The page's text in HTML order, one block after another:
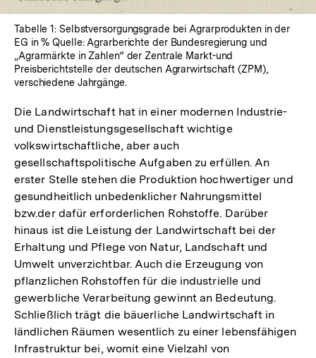
Tabelle 1: Selbstversorgungsgrade bei Agrarprodukten in der
EG in % Quelle: Agrarberichte der Bundesregierung und
„Agrarmärkte in Zahlen“ der Zentrale Markt-und
Preisberichtstelle der deutschen Agrarwirtschaft (ZPM),
verschiedene Jahrgänge.
Die Landwirtschaft hat in einer modernen Industrie-
und Dienstleistungsgesellschaft wichtige
volkswirtschaftliche, aber auch
gesellschaftspolitische Aufgaben zu erfüllen. An
erster Stelle stehen die Produktion hochwertiger und
gesundheitlich unbedenklicher Nahrungsmittel
bzw.der dafür erforderlichen Rohstoffe. Darüber
hinaus ist die Leistung der Landwirtschaft bei der
Erhaltung und Pflege von Natur, Landschaft und
Umwelt unverzichtbar. Auch die Erzeugung von
pflanzlichen Rohstoffen für die industrielle und
gewerbliche Verarbeitung gewinnt an Bedeutung.
Schließlich trägt die bäuerliche Landwirtschaft in
ländlichen Räumen wesentlich zu einer lebensfähigen
Infrastruktur bei, womit eine Vielzahl von